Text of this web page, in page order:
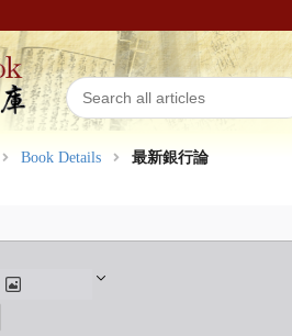
Book Details 最新銀行論